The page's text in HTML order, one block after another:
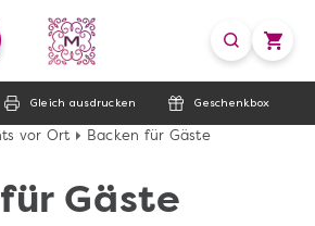
Gleich ausdrucken Geschenkbox
vor Ort Backen für Gäste
Gäste